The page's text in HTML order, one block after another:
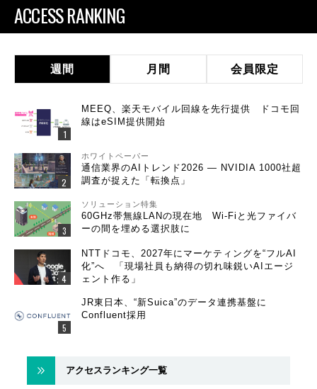
ACCESS RANKING
週間 月間 会員限定
MEEQ、楽天モバイル回線を先行提供 ドコモ回
線はeSIM提供開始
ホワイトペーパー
通信業界のAIトレンド2026 ― NVIDIA 1000社超
調査が捉えた「転換点」
ソリューション特集
60GHz帯無線LANの現在地 Wi-Fiと光ファイバ
ーの間を埋める選択肢に
NTTドコモ、2027年にマーケティングを“フルAI
化”へ 「現場社員も納得の切れ味鋭いAIエージ
ェント作る」
JR東日本、“新Suica”のデータ連携基盤に
Confluent採用
アクセスランキング一覧